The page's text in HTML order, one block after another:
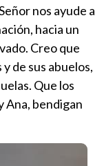
nos ayude a
hacia un
Creo que
de sus abuelos,
Que los
Ana, bendigan